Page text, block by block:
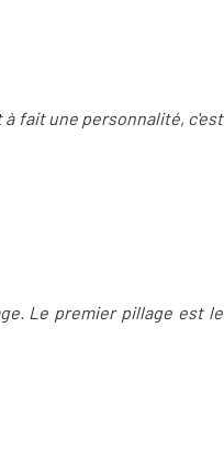
à fait une personnalité, c'est
Le premier pillage est le